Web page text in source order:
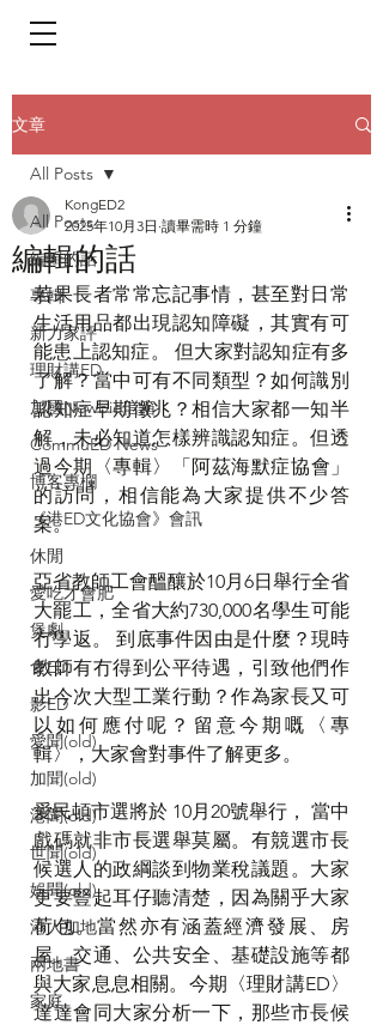
文章
All Posts
編輯的話
專輯
新力家評
理財講ED
加國Newbie信箱
CommuED News
博客專欄
《港ED文化協會》會訊
休閒
愛吃才會肥
煲劇
食ED
影ED
愛聞(old)
加聞(old)
港聞(old)
世聞(old)
娛聞(old)
港人加地
兩地書
家庭
All Posts
編輯的話
KongED2
2025年10月3日 讀畢需時 1 分鐘
若果長者常常忘記事情，甚至對日常
生活用品都出現認知障礙，其實有可
能患上認知症。 但大家對認知症有多
了解？當中可有不同類型？如何識別
認知症早期徵兆？相信大家都一知半
解，未必知道怎樣辨識認知症。但透
過今期 〈專輯〉
「阿茲海默症協會」
的訪問，相信能為大家提供不少答
案。
亞省教師工會醞釀於10月6日舉行全省
大罷工，全省大約730,000名學生可能
冇學返。 到底事件因由是什麼？現時
教師有冇得到公平待遇，引致他們作
出今次大型工業行動？作為家長又可
以如何應付呢？留意今期嘅
〈專
輯〉，大家會對事件了解更多。
愛民頓市選將於 10月20號舉行， 當中
戲碼就非市長選舉莫屬。有競選市長
候選人的政綱談到物業稅議題。大家
更要豎起耳仔聽清楚，因為關乎大家
荷包。當然亦有涵蓋經濟發展、房
屋、交通、公共安全、基礎設施等都
與大家息息相關。今期 〈理財講ED〉
達達會同大家分析一下，那些市長候